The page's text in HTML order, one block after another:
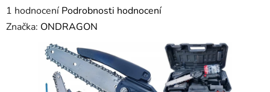
Průměrné
hodnocení
1 hodnocení Podrobnosti hodnocení
Značka: ONDRAGON